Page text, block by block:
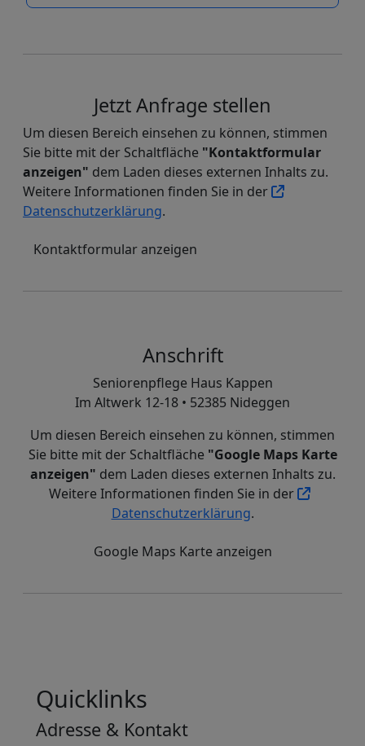
Jetzt Anfrage stellen
Um diesen Bereich einsehen zu können, stimmen
Sie bitte mit der Schaltfläche "Kontaktformular
anzeigen" dem Laden dieses externen Inhalts zu.
Weitere Informationen finden Sie in der
Datenschutzerklärung.
Kontaktformular anzeigen
Anschrift
Seniorenpflege Haus Kappen
Im Altwerk 12-18 • 52385 Nideggen
Um diesen Bereich einsehen zu können, stimmen
Sie bitte mit der Schaltfläche "Google Maps Karte
anzeigen" dem Laden dieses externen Inhalts zu.
Weitere Informationen finden Sie in der
Datenschutzerklärung.
Google Maps Karte anzeigen
Quicklinks
Adresse & Kontakt